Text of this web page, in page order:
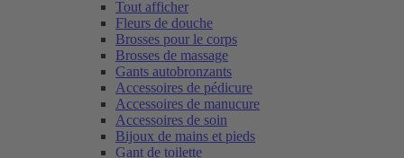
Tout afficher
Fleurs de douche
Brosses pour le corps
Brosses de massage
Gants autobronzants
Accessoires de pédicure
Accessoires de manucure
Accessoires de soin
Bijoux de mains et pieds
Gant de toilette